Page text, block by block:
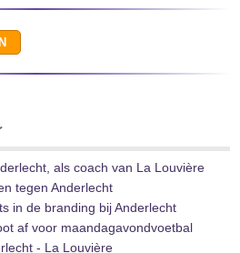
als coach van La Louvière
tegen Anderlecht
in de branding bij Anderlecht
af voor maandagavondvoetbal
- La Louvière